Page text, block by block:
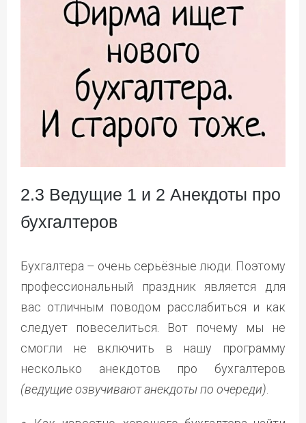
2.3 Ведущие 1 и 2 Анекдоты про
бухгалтеров
Бухгалтера – очень серьёзные люди. Поэтому
профессиональный праздник является для
вас отличным поводом расслабиться и как
следует повеселиться. Вот почему мы не
смогли не включить в нашу программу
несколько анекдотов про бухгалтеров
(ведущие озвучивают анекдоты по очереди)